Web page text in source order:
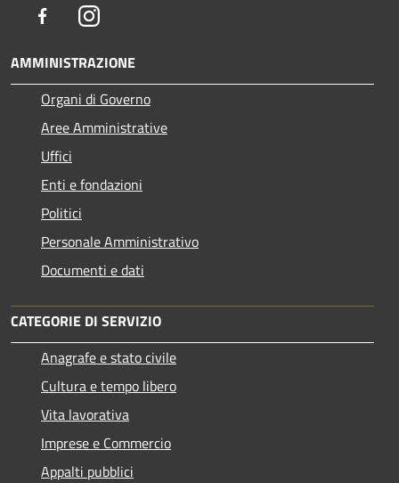
FacebookInstagram
AMMINISTRAZIONE
Organi di Governo
Aree Amministrative
Uffici
Enti e fondazioni
Politici
Personale Amministrativo
Documenti e dati
CATEGORIE DI SERVIZIO
Anagrafe e stato civile
Cultura e tempo libero
Vita lavorativa
Imprese e Commercio
Appalti pubblici